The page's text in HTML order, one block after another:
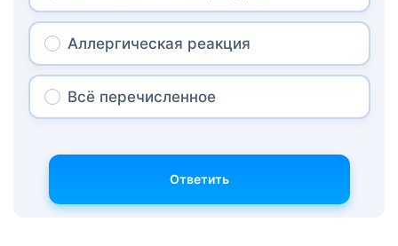
Аллергическая реакция
Всё перечисленное
Ответить